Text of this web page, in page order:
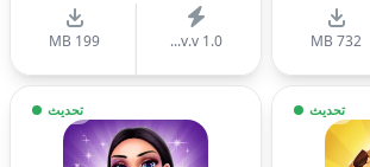
732 MB
v.v 1.0...
199 MB
تحديث تحديث